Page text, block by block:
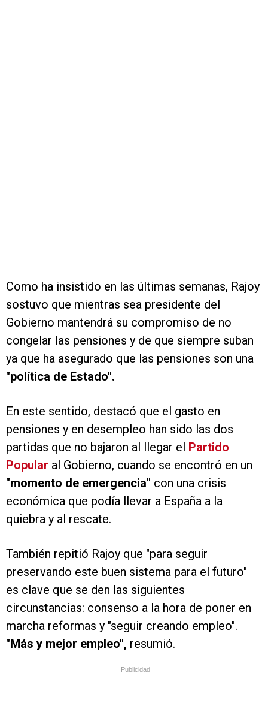
Como ha insistido en las últimas semanas, Rajoy
sostuvo que mientras sea presidente del
Gobierno mantendrá su compromiso de no
congelar las pensiones y de que siempre suban
ya que ha asegurado que las pensiones son una
"política de Estado".
En este sentido, destacó que el gasto en
pensiones y en desempleo han sido las dos
partidas que no bajaron al llegar el Partido
Popular al Gobierno, cuando se encontró en un
"momento de emergencia" con una crisis
económica que podía llevar a España a la
quiebra y al rescate.
También repitió Rajoy que "para seguir
preservando este buen sistema para el futuro"
es clave que se den las siguientes
circunstancias: consenso a la hora de poner en
marcha reformas y "seguir creando empleo".
"Más y mejor empleo", resumió.
Publicidad